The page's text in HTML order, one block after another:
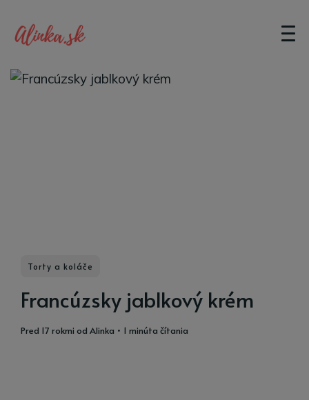
Torty a koláče
Francúzsky jablkový krém
pred 17 rokmi od Alinka • 1 minúta čítania